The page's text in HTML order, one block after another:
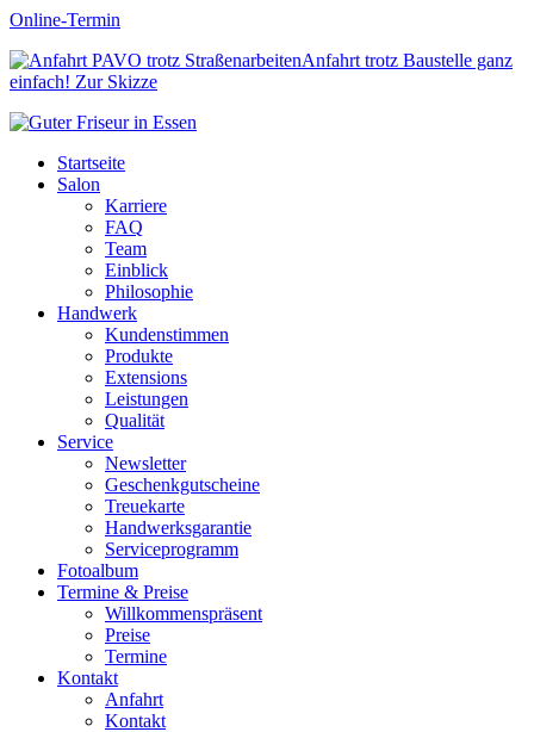
Online-Termin
Anfahrt trotz Baustelle ganz
einfach! Zur Skizze
Startseite
Salon
Karriere
FAQ
Team
Einblick
Philosophie
Handwerk
Kundenstimmen
Produkte
Extensions
Leistungen
Qualität
Service
Newsletter
Geschenkgutscheine
Treuekarte
Handwerksgarantie
Serviceprogramm
Fotoalbum
Termine & Preise
Willkommenspräsent
Preise
Termine
Kontakt
Anfahrt
Kontakt